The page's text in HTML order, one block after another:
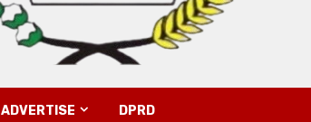
ADVERTISE DPRD